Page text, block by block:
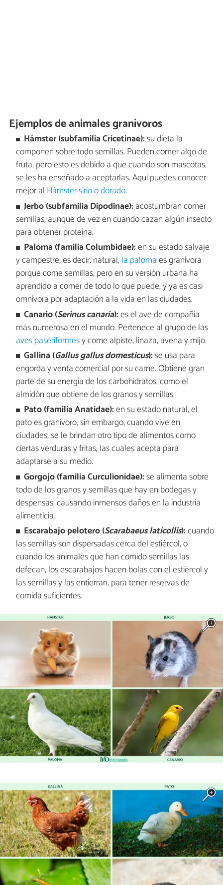
Ejemplos de animales granívoros
Hámster (subfamilia Cricetinae):su dieta la
componen sobre todo semillas. Pueden comer algo de
fruta, pero esto es debido a que cuando son mascotas,
se les ha enseñado a aceptarlas. Aquí puedes conocer
mejor al Hámster sirio o dorado.
Jerbo (subfamilia Dipodinae): acostumbran comer
semillas, aunque de vez en cuando cazan algún insecto
para obtener proteína.
Paloma (familia Columbidae):en su estado salvaje
y campestre, es decir, natural,la palomaes granívora
porque come semillas, pero en su versión urbana ha
aprendido a comer de todo lo que puede, y ya es casi
omnívora por adaptación a la vida en las ciudades.
Canario (Serinus canaria):es el ave de compañía
más numerosa en el mundo. Pertenece al grupo de las
aves paseriformesy come alpiste, linaza, avena y mijo.
Gallina (Gallus gallus domesticus):se usa para
engorda y venta comercial por su carne. Obtiene gran
parte de su energía de los carbohidratos, como el
almidón que obtiene de los granos y semillas.
Pato (familia Anatidae):en su estado natural, el
pato es granívoro, sin embargo, cuando vive en
ciudades, se le brindan otro tipo de alimentos como
ciertas verduras y fritas, las cuales acepta para
adaptarse a su medio.
Gorgojo (familia Curculionidae):se alimenta sobre
todo de los granos y semillas que hay en bodegas y
despensas, causando inmensos daños en la industria
alimenticia.
Escarabajo pelotero (Scarabaeus laticollis):cuando
las semillas son dispersadas cerca del estiércol, o
cuando los animales que han comido semillas las
defecan, los escarabajos hacen bolas con el estiércol y
las semillas y las entierran, para tener reservas de
comida suficientes.